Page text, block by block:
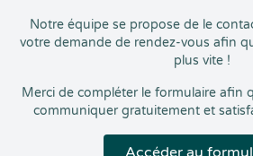
Notre équipe se propose de le
votre demande de rendez-vous afin
plus vite !
Merci de compléter le formulaire afin
communiquer gratuitement et
Accéder au